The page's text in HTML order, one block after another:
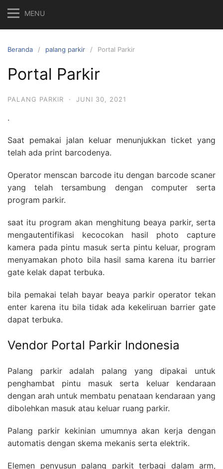
MENU
Beranda palang parkir Portal Parkir
Portal Parkir
PALANG PARKIR · JUNI 30, 2021
.
Saat pemakai jalan keluar menunjukkan ticket yang
telah ada print barcodenya.
Operator menscan barcode itu dengan barcode scaner
yang telah tersambung dengan computer serta
program parkir.
saat itu program akan menghitung beaya parkir, serta
mengautentifikasi kecocokan hasil photo capture
kamera pada pintu masuk serta pintu keluar, program
menyamakan photo bila hasil sama karena itu barrier
gate kelak dapat terbuka.
bila pemakai telah bayar beaya parkir operator tekan
enter karena itu bila tidak ada kekeliruan barrier gate
dapat terbuka.
Vendor Portal Parkir Indonesia
Palang parkir adalah palang yang dipakai untuk
penghambat pintu masuk serta keluar kendaraan
dengan arah untuk membatu penataan kendaraan yang
dibolehkan masuk atau keluar ruang parkir.
Palang parkir kekinian umumnya akan kerja dengan
automatis dengan skema mekanis serta elektrik.
Elemen penyusun palang parkit terbagi dalam arm,